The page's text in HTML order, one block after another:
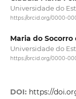
Universidade do
https://orcid.org/0000-
Maria do Socorro
Universidade do
https://orcid.org/0000-
DOI: https://